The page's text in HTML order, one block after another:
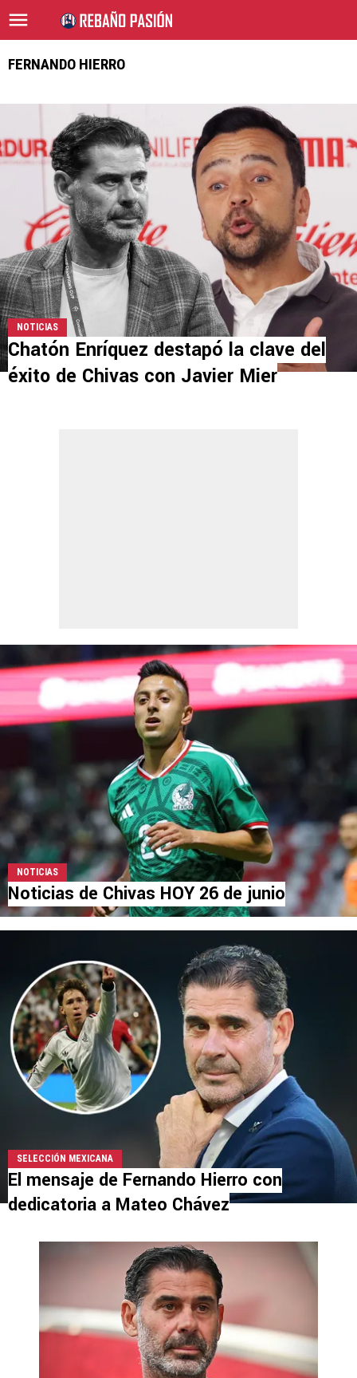
FERNANDO HIERRO
NOTICIAS
Chatón Enríquez destapó la clave del
éxito de Chivas con Javier Mier
NOTICIAS
Noticias de Chivas HOY 26 de junio
SELECCIÓN MEXICANA
El mensaje de Fernando Hierro con
dedicatoria a Mateo Chávez